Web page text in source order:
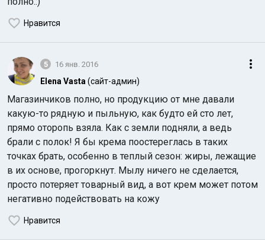
Нравится
5 16 янв. 2016
Elena Vasta (сайт-админ)
Магазинчиков полно, но продукцию от мне давали
какую-то рядную и пыльную, как будто ей сто лет,
прямо оторопь взяла. Как с земли подняли, а ведь
брали с полок! Я бы крема поостереглась в таких
точках брать, особенно в теплый сезон: жиры, лежащие
в их основе, прогоркнут. Мылу ничего не сделается,
просто потеряет товарный вид, а вот крем может потом
негативно подействовать на кожу
Нравится